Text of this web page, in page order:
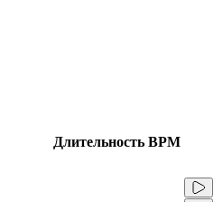
Длительность BPM